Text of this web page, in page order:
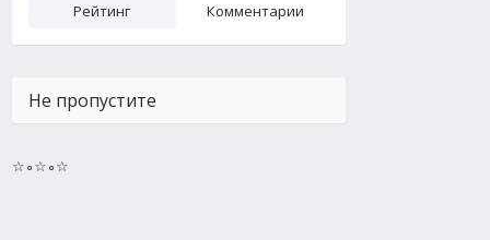
Рейтинг Комментарии
Не пропустите
☆∘☆∘☆